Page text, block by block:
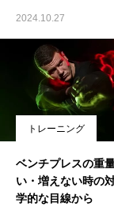
2024.10.27
トレーニング
ベンチプレスの重
い・増えない時の
学的な目線から